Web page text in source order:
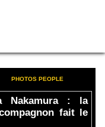
PHOTOS PEOPLE
Nakamura : la
fait le